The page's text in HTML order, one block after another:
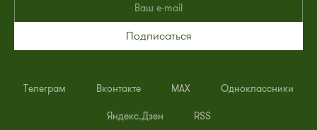
Подписаться
Телеграм Вконтакте MAX Одноклассники
Яндекс.Дзен RSS